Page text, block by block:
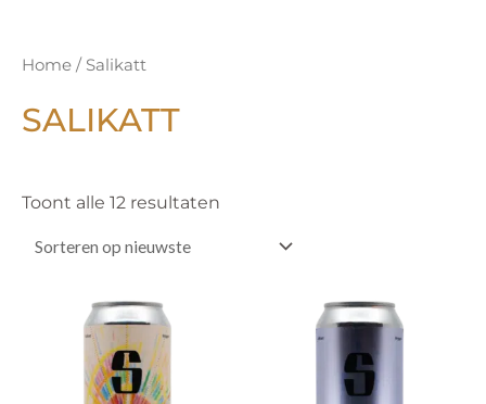
Home / Salikatt
SALIKATT
Toont alle 12 resultaten